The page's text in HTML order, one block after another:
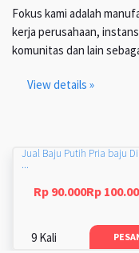
Fokus kami adalah
kerja perusahaan,
komunitas dan lain
View details »
Jual Baju Putih Pria baju
...
Rp 90.000Rp
9 Kali